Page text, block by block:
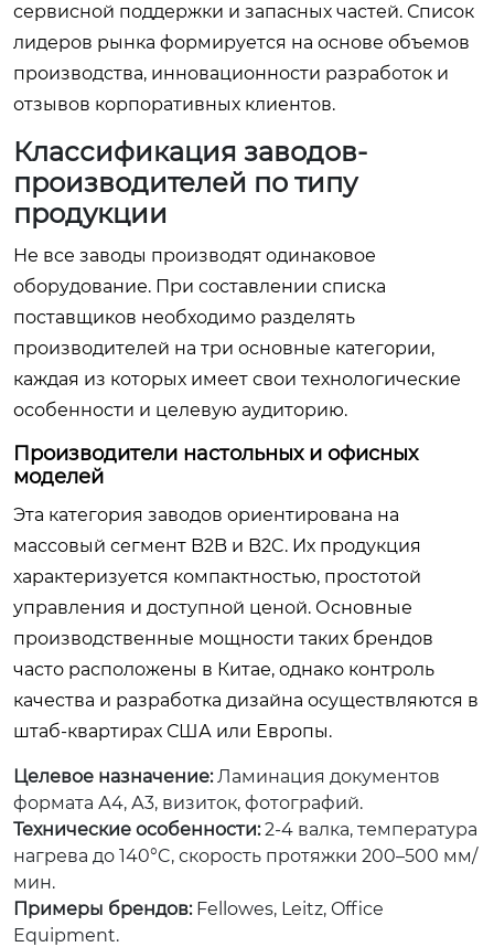
сервисной поддержки и запасных частей. Список
лидеров рынка формируется на основе объемов
производства, инновационности разработок и
отзывов корпоративных клиентов.
Классификация заводов-
производителей по типу
продукции
Не все заводы производят одинаковое
оборудование. При составлении списка
поставщиков необходимо разделять
производителей на три основные категории,
каждая из которых имеет свои технологические
особенности и целевую аудиторию.
Производители настольных и офисных
моделей
Эта категория заводов ориентирована на
массовый сегмент B2B и B2C. Их продукция
характеризуется компактностью, простотой
управления и доступной ценой. Основные
производственные мощности таких брендов
часто расположены в Китае, однако контроль
качества и разработка дизайна осуществляются в
штаб-квартирах США или Европы.
Целевое назначение:Ламинация документов
формата А4, А3, визиток, фотографий.
Технические особенности:2-4 валка, температура
нагрева до 140°C, скорость протяжки 200–500 мм/
мин.
Примеры брендов:Fellowes, Leitz, Office
Equipment.